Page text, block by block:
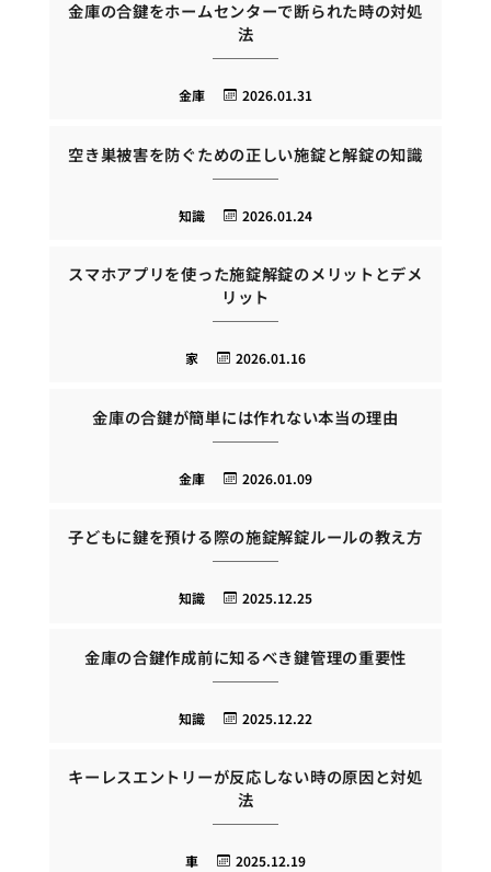
金庫の合鍵をホームセンターで断られた時の対処
法
2026.01.31
金庫
空き巣被害を防ぐための正しい施錠と解錠の知識
2026.01.24
知識
スマホアプリを使った施錠解錠のメリットとデメ
リット
2026.01.16
家
金庫の合鍵が簡単には作れない本当の理由
2026.01.09
金庫
子どもに鍵を預ける際の施錠解錠ルールの教え方
2025.12.25
知識
金庫の合鍵作成前に知るべき鍵管理の重要性
2025.12.22
知識
キーレスエントリーが反応しない時の原因と対処
法
2025.12.19
車